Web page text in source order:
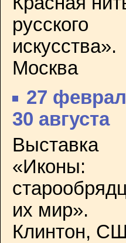
русского
искусства».
Москва
27
30 августа
Выставка
«Иконы:
их мир».
Клинтон,